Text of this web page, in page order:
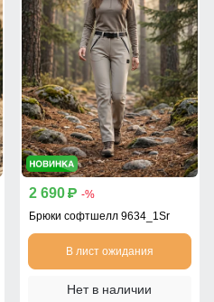
2 690 p -%
Брюки софтшелл 9634_1Sr
В лист ожидания
Нет в наличии